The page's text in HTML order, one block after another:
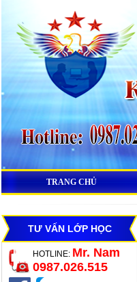
TRANG CHỦ
TƯ VẤN LỚP HỌC
HOTLINE: Mr. Nam
0987.026.515